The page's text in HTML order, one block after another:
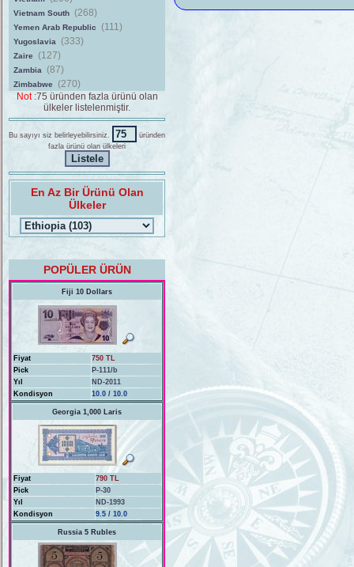
Vietnam South (268)
Yemen Arab Republic (111)
Yugoslavia (333)
Zaire (127)
Zambia (87)
Zimbabwe
(270)
Not :75 üründen fazla ürünü olan
ülkeler listelenmiştir.
Bu sayıyı siz belirleyebilirsiniz.
üründen
fazla ürünü olan ülkeleri
En Az Bir Ürünü Olan
Ülkeler
POPÜLER ÜRÜN
Fiji 10 Dollars
Fiyat
750 TL
Pick
P-111/b
Yıl
ND-2011
Kondisyon
10.0 / 10.0
Georgia 1,000 Laris
Fiyat
790 TL
Pick
P-30
Yıl
ND-1993
Kondisyon
9.5 / 10.0
Russia 5 Rubles